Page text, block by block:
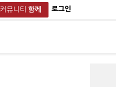
커뮤니티 함께 로그인